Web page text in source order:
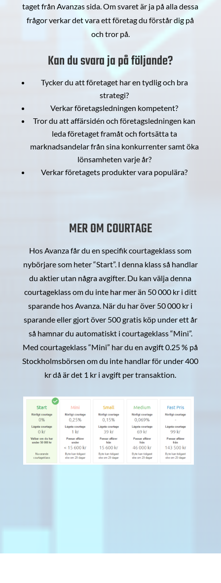
taget från Avanzas sida. Om svaret är ja på alla dessa
frågor verkar det vara ett företag du förstår dig på
och tror på.
Kan du svara ja på följande?
Tycker du att företaget har en tydlig och bra
strategi?
Verkar företagsledningen kompetent?
Tror du att affärsidén och företagsledningen kan
leda företaget framåt och fortsätta ta
marknadsandelar från sina konkurrenter samt öka
lönsamheten varje år?
Verkar företagets produkter vara populära?
MER OM COURTAGE
Hos Avanza får du en specifik courtageklass som
nybörjare som heter “Start”. I denna klass så handlar
du aktier utan några avgifter. Du kan välja denna
courtageklass om du inte har mer än 50 000 kr i ditt
sparande hos Avanza. När du har över 50 000 kr i
sparande eller gjort över 500 gratis köp under ett år
så hamnar du automatiskt i courtageklass “Mini”.
Med courtageklass “Mini” har du en avgift 0.25 % på
Stockholmsbörsen om du inte handlar för under 400
kr då är det 1 kr i avgift per transaktion.